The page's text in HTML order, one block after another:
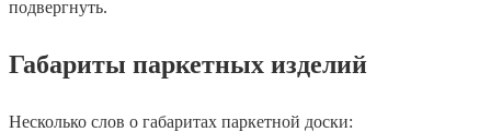
подвергнуть.
Габариты паркетных изделий
Несколько слов о габаритах паркетной доски: